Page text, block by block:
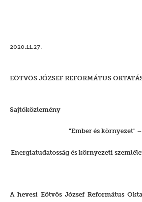
2020.11.27.
EÖTVÖS JÓZSEF REFORMÁTUS
Sajtóközlemény
"Ember és környezet" –
Energiatudatosság és környezeti
A hevesi Eötvös József Református